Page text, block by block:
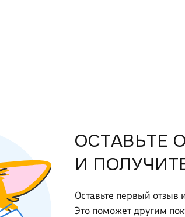
ОСТАВЬТЕ
И
Оставьте первый отзыв
Это поможет другим